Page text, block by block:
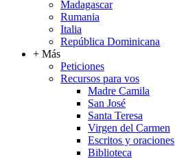
Madagascar
Rumania
Italia
República Dominicana
+ Más
Peticiones
Recursos para vos
Madre Camila
San José
Santa Teresa
Virgen del Carmen
Escritos y oraciones
Biblioteca